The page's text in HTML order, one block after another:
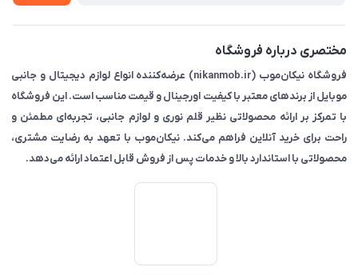
مختصری درباره فروشگاه
فروشگاه نیکان‌موب (nikanmob.ir) عرضه‌کننده انواع لوازم دیجیتال و جانبی
موبایل از برندهای معتبر با کیفیت اورجینال و قیمت مناسب است. این فروشگاه
با تمرکز بر ارائه محصولاتی نظیر قلم نوری و لوازم جانبی، تجربه‌ای مطمئن و
راحت برای خرید آنلاین فراهم می‌کند. نیکان‌موب با تعهد به رضایت مشتری،
محصولاتی با استاندارد بالا و خدمات پس از فروش قابل اعتماد ارائه می‌دهد.